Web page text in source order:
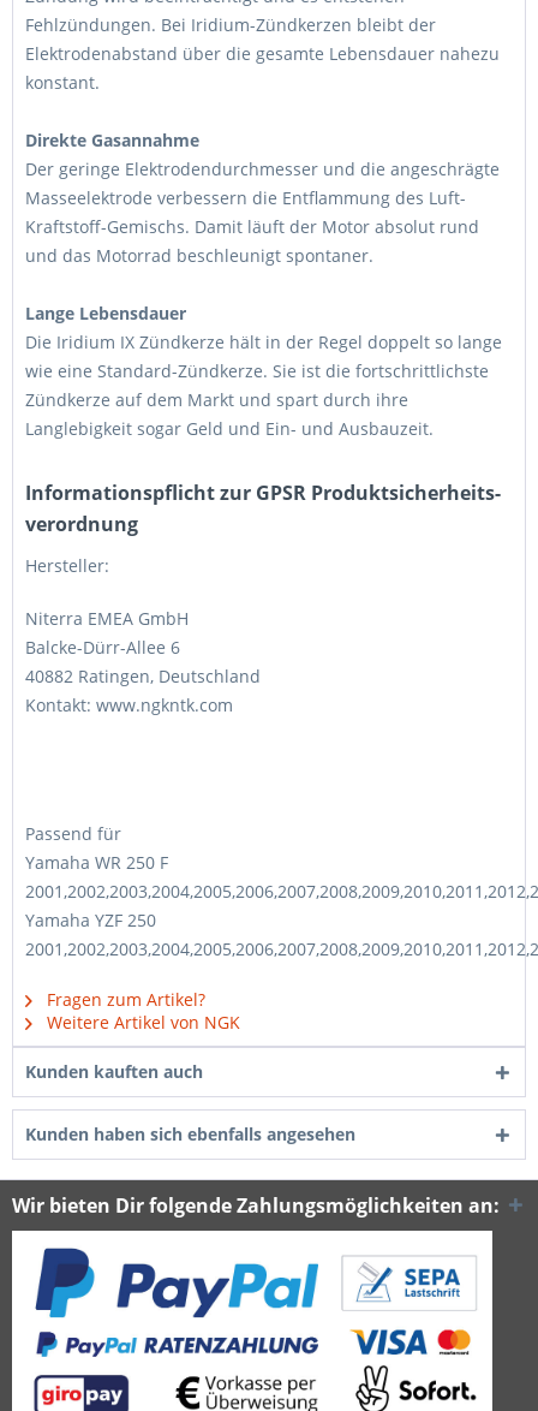
Fehlzündungen. Bei Iridium-Zündkerzen bleibt der
Elektrodenabstand über die gesamte Lebensdauer nahezu
konstant.
Direkte Gasannahme
Der geringe Elektrodendurchmesser und die angeschrägte
Masseelektrode verbessern die Entflammung des Luft-
Kraftstoff-Gemischs. Damit läuft der Motor absolut rund
und das Motorrad beschleunigt spontaner.
Lange Lebensdauer
Die Iridium IX Zündkerze hält in der Regel doppelt so lange
wie eine Standard-Zündkerze. Sie ist die fortschrittlichste
Zündkerze auf dem Markt und spart durch ihre
Langlebigkeit sogar Geld und Ein- und Ausbauzeit.
Informations­pflicht zur GPSR Produktsicherheits­
verordnung
Hersteller:
Niterra EMEA GmbH
Balcke-Dürr-Allee 6
40882 Ratingen, Deutschland
Kontakt: www.ngkntk.com
Passend für
Yamaha WR 250 F
Yamaha YZF 250
Fragen zum Artikel?
Weitere Artikel von NGK
Kunden kauften auch
Kunden haben sich ebenfalls angesehen
Wir bieten Dir folgende Zahlungsmöglichkeiten an: